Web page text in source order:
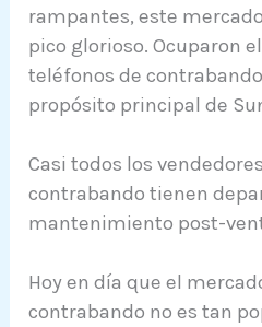
rampantes, este
pico glorioso. Ocuparon
teléfonos de
propósito principal de
Casi todos los
contrabando tienen
mantenimiento post-
Hoy en día que el
contrabando no es tan